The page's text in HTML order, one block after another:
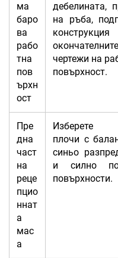
ма
баро
ва
рабо
тна
пов
ърхн
ост
дебелината,
на ръба,
окончателните
чертежи на
повърхност.
Пре
дна
част
на
реце
пцио
ннат
а
мас
а
Изберете
плочи с
синьо
и силно
повърхности.